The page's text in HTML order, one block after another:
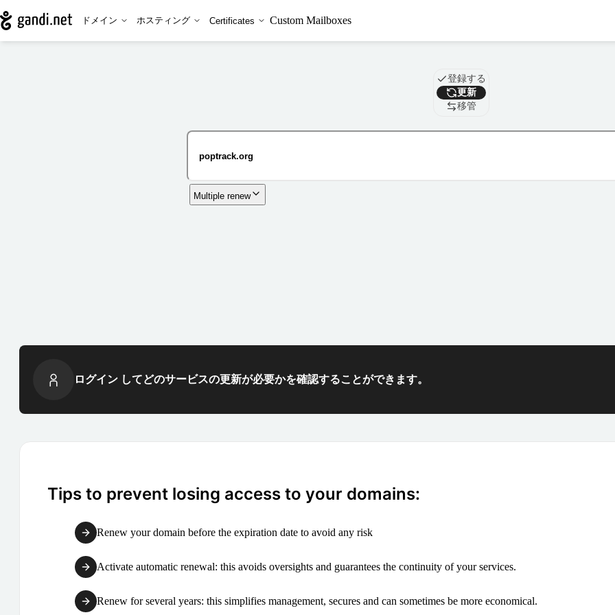
ドメイン ホスティング Certificates Custom Mailboxes
ドメイン
登録する
更新
移管
Multiple renew
ログイン してどのサービスの更新が必要かを確認することができます。
Tips to prevent losing access to your domains:
Renew your domain before the expiration date to avoid any risk
Activate automatic renewal: this avoids oversights and guarantees the continuity of your services.
Renew for several years: this simplifies management, secures and can sometimes be more economical.